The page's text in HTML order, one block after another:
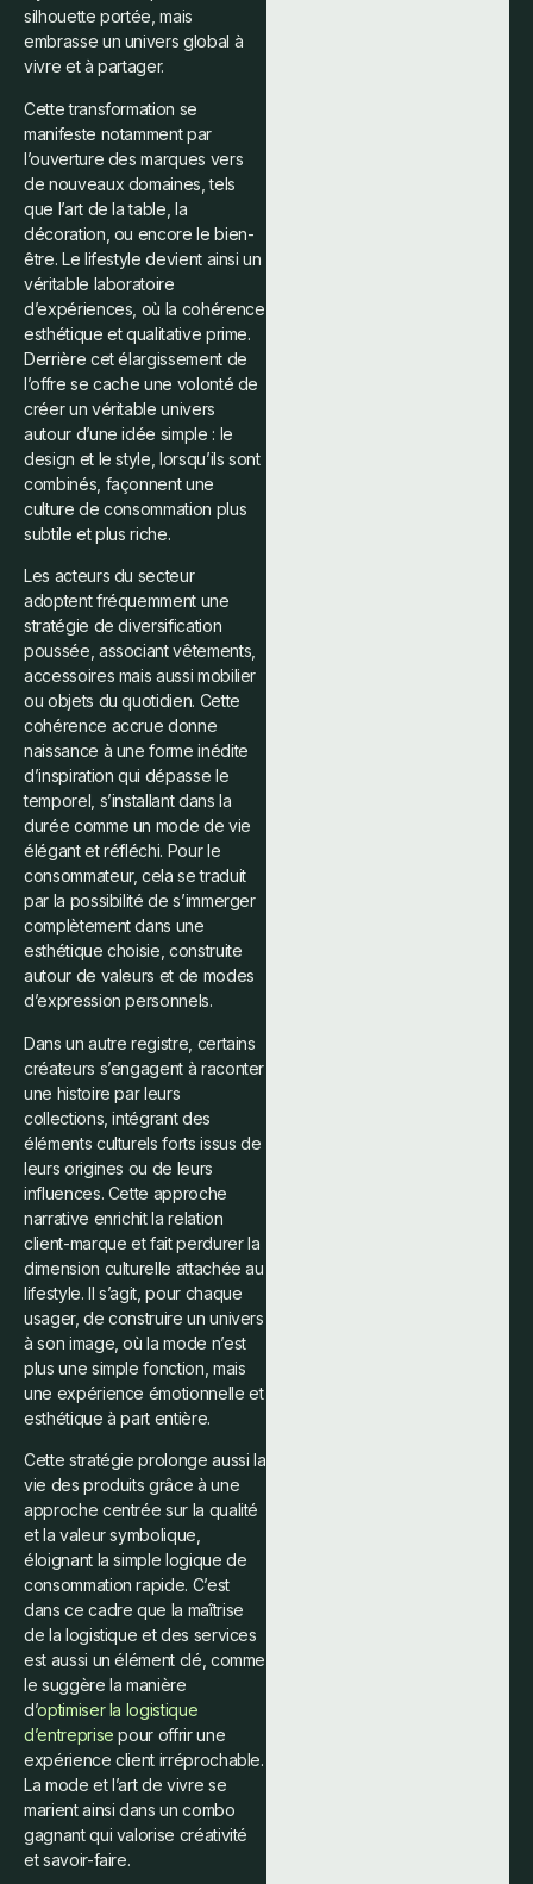
silhouette portée, mais
embrasse un univers global à
vivre et à partager.
Cette transformation se
manifeste notamment par
l’ouverture des marques vers
de nouveaux domaines, tels
que l’art de la table, la
décoration, ou encore le bien-
être. Le lifestyle devient ainsi un
véritable laboratoire
d’expériences, où la cohérence
esthétique et qualitative prime.
Derrière cet élargissement de
l’offre se cache une volonté de
créer un véritable univers
autour d’une idée simple : le
design et le style, lorsqu’ils sont
combinés, façonnent une
culture de consommation plus
subtile et plus riche.
Les acteurs du secteur
adoptent fréquemment une
stratégie de diversification
poussée, associant vêtements,
accessoires mais aussi mobilier
ou objets du quotidien. Cette
cohérence accrue donne
naissance à une forme inédite
d’inspiration qui dépasse le
temporel, s’installant dans la
durée comme un mode de vie
élégant et réfléchi. Pour le
consommateur, cela se traduit
par la possibilité de s’immerger
complètement dans une
esthétique choisie, construite
autour de valeurs et de modes
d’expression personnels.
Dans un autre registre, certains
créateurs s’engagent à raconter
une histoire par leurs
collections, intégrant des
éléments culturels forts issus de
leurs origines ou de leurs
influences. Cette approche
narrative enrichit la relation
client-marque et fait perdurer la
dimension culturelle attachée au
lifestyle. Il s’agit, pour chaque
usager, de construire un univers
à son image, où la mode n’est
plus une simple fonction, mais
une expérience émotionnelle et
esthétique à part entière.
Cette stratégie prolonge aussi la
vie des produits grâce à une
approche centrée sur la qualité
et la valeur symbolique,
éloignant la simple logique de
consommation rapide. C’est
dans ce cadre que la maîtrise
de la logistique et des services
est aussi un élément clé, comme
le suggère la manière
d’optimiser la logistique
d’entreprise pour offrir une
expérience client irréprochable.
La mode et l’art de vivre se
marient ainsi dans un combo
gagnant qui valorise créativité
et savoir-faire.